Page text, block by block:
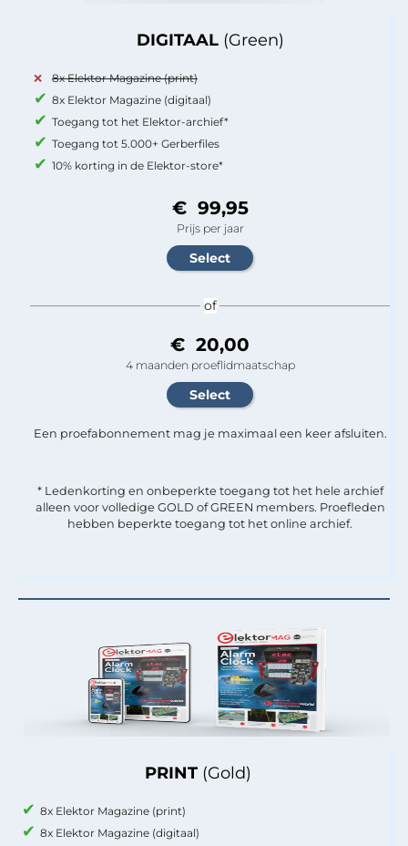
PRINT (Gold)
8x Elektor Magazine (print)
8x Elektor Magazine (digitaal)
DIGITAAL (Green)
8x Elektor Magazine (print)
8x Elektor Magazine (digitaal)
Toegang tot het Elektor-archief*
Toegang tot 5.000+ Gerberfiles
10% korting in de Elektor-store*
€ 99,95
Prijs per jaar
of
€ 20,00
4 maanden proeflidmaatschap
Een proefabonnement mag je maximaal een keer afsluiten.
* Ledenkorting en onbeperkte toegang tot het hele archief
alleen voor volledige GOLD of GREEN members. Proefleden
hebben beperkte toegang tot het online archief.